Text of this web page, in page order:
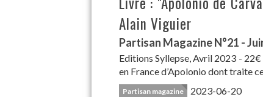
Alain Viguier
Partisan Magazine N°21 -
Editions Syllepse, Avril 2023 -
en France d’Apolonio dont traite
Partisan magazine 2023-06-20